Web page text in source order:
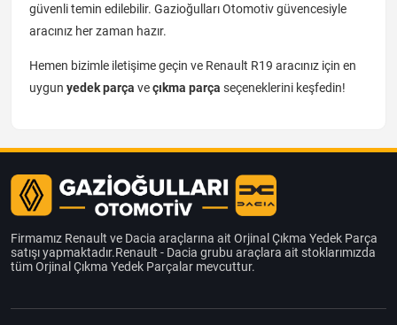
güvenli temin edilebilir. Gazioğulları Otomotiv güvencesiyle
aracınız her zaman hazır.
Hemen bizimle iletişime geçin ve Renault R19 aracınız için en
uygun yedek parça veçıkma parça seçeneklerini keşfedin!
Firmamız Renault ve Dacia araçlarına ait Orjinal Çıkma Yedek Parça
satışı yapmaktadır.Renault - Dacia grubu araçlara ait stoklarımızda
tüm Orjinal Çıkma Yedek Parçalar mevcuttur.